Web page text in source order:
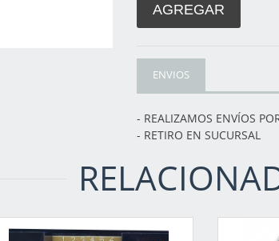
AGREGAR
ENVIOS
- REALIZAMOS ENVÍOS
- RETIRO EN SUCURSAL